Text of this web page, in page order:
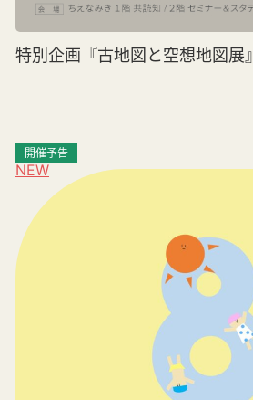
特別企画『古地図と空想地図展』
NEW
開催予告